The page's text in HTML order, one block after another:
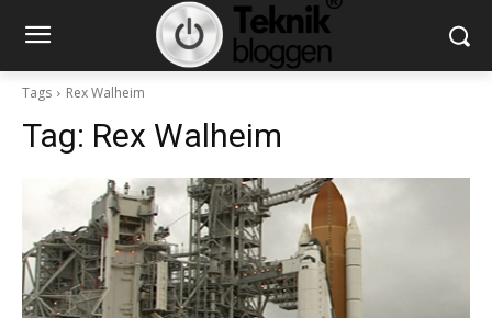
Tags Rex Walheim
Tag: Rex Walheim